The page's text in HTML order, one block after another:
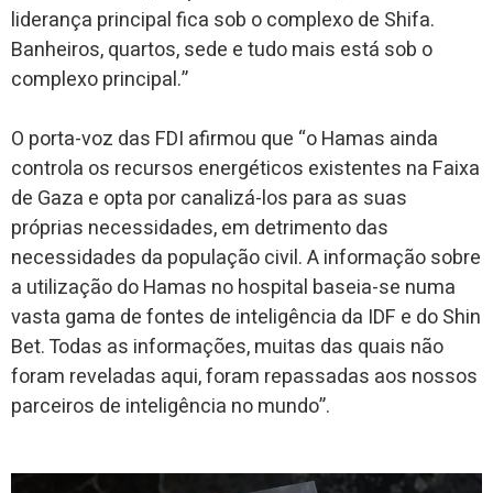
liderança principal fica sob o complexo de Shifa.
Banheiros, quartos, sede e tudo mais está sob o
complexo principal.”
O porta-voz das FDI afirmou que “o Hamas ainda
controla os recursos energéticos existentes na Faixa
de Gaza e opta por canalizá-los para as suas
próprias necessidades, em detrimento das
necessidades da população civil. A informação sobre
a utilização do Hamas no hospital baseia-se numa
vasta gama de fontes de inteligência da IDF e do Shin
Bet. Todas as informações, muitas das quais não
foram reveladas aqui, foram repassadas aos nossos
parceiros de inteligência no mundo”.